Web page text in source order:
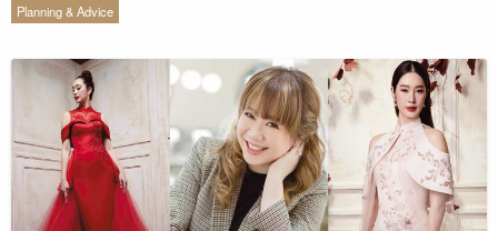
Planning & Advice